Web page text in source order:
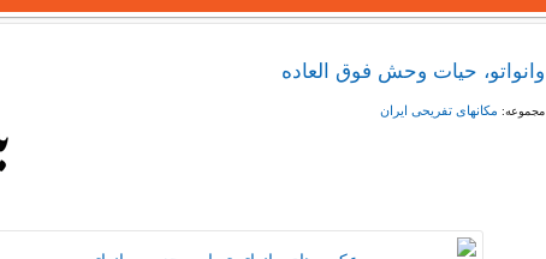
وانواتو، حیات وحش فوق العاده
مجموعه: مکانهای تفریحی ايران